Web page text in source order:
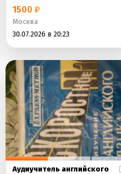
1500 ₽
Москва
30.07.2026 в 20:23
Аудиучитель английского